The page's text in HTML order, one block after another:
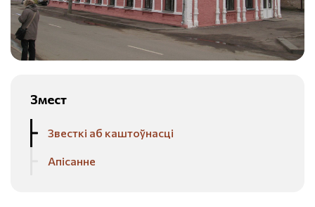
Змест
Звесткі аб каштоўнасці
Апісанне